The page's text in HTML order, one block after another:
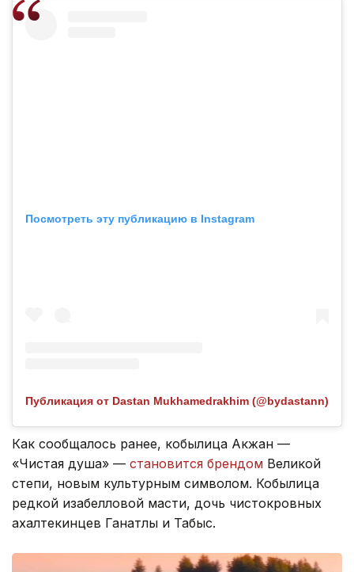
Посмотреть эту публикацию в Instagram
Публикация от Dastan Mukhamedrakhim (@bydastann)
Как сообщалось ранее, кобылица Акжан —
«Чистая душа» — становится брендом Великой
степи, новым культурным символом. Кобылица
редкой изабелловой масти, дочь чистокровных
ахалтекинцев Ганатлы и Табыс.